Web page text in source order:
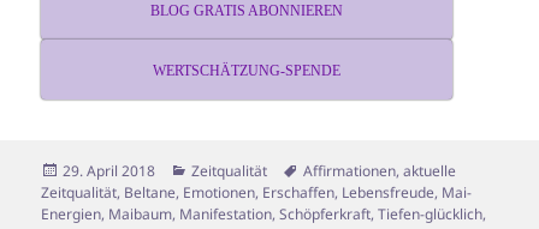
BLOG GRATIS ABONNIEREN
WERTSCHÄTZUNG-SPENDE
Veröffentlicht
am
29. April 2018 Kategorien
Zeitqualität Schlagwörter
Affirmationen,aktuelle
Zeitqualität, Beltane, Emotionen, Erschaffen, Lebensfreude, Mai-
Energien, Maibaum, Manifestation,Schöpferkraft,Tiefen-glücklich,